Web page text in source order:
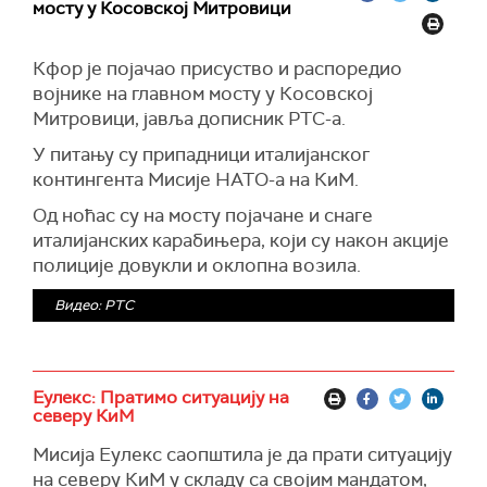
Напад на Институт није само физички упад,
колектива Института за српску културу
Приштина - Лепосавић.
осуди овај срамни чин и предузме све
неопходне мере како би се заштитила ова
важна институција и омогућио наставак њеног
рада. Такође, позивамо све људе добре воље
да се уједине у одбрани културе и
толеранције, јер само заједно можемо да
изградимо бољу будућност за све", закључује
мосту у Косовској Митровици
Кфор је појачао присуство и распоредио
војнике на главном мосту у Косовској
Митровици, јавља дописник РТС-а.
У питању су припадници италијанског
контингента Мисије НАТО-а на КиМ.
Од ноћас су на мосту појачане и снаге
италијанских карабињера, који су након акције
полиције довукли и оклопна возила.
Видео: РТС
Еулекс: Пратимо ситуацију на
северу КиМ
Мисија Еулекс саопштила је да прати ситуацију
на северу КиМ у складу са својим мандатом,